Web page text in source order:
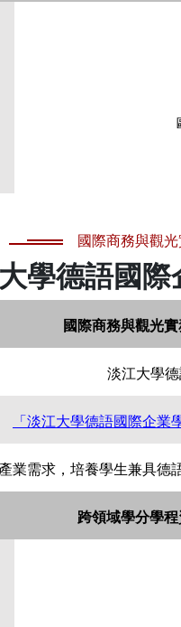
國際商務與觀
學德語國
國際商務與觀光實
淡江大學
「淡江大學德語國際企業
業需求，培養學生兼具德
跨領域學分學